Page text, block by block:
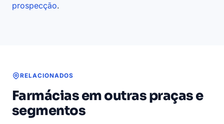
prospecção.
RELACIONADOS
Farmácias em outras praças e
segmentos